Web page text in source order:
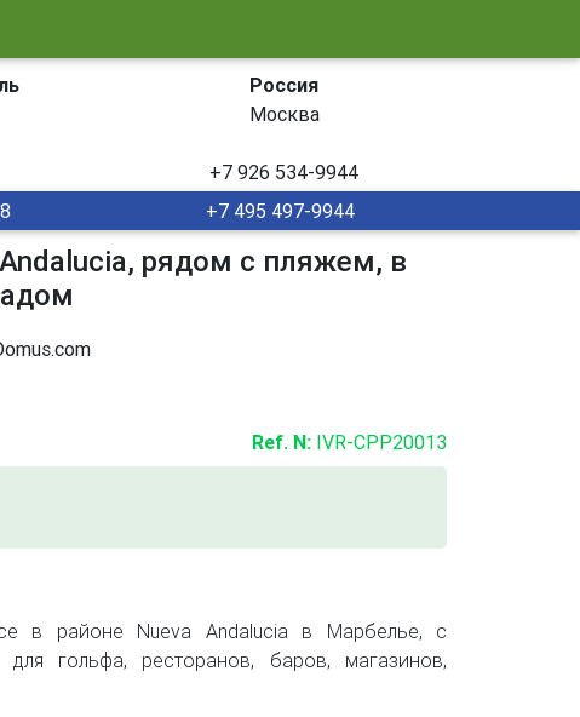
Россия
Москва
+7 926 534-9944
+7 495 497-9944
рядом с пляжем, в
Ref. N: IVR-CPP20013
в районе Nueva Andalucia в Марбелье, с
гольфа, ресторанов, баров, магазинов,